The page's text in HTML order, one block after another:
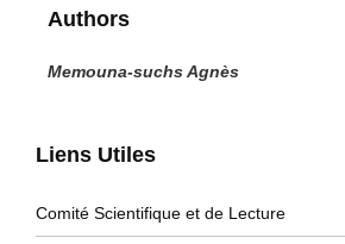
Liens Utiles
Comité Scientifique et de Lecture
Authors
Memouna-suchs Agnès